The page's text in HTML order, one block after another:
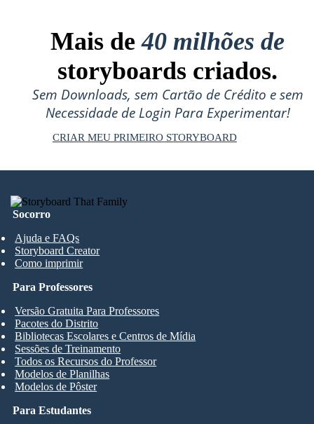
Mais de40 milhões de
storyboards criados.
Sem Downloads, sem Cartão de Crédito e sem
Necessidade de Login Para Experimentar!
CRIAR MEU PRIMEIRO STORYBOARD
Socorro
Ajuda e FAQs
Storyboard Creator
Como imprimir
Para Estudantes
Para Professores
Versão Gratuita Para Professores
Pacotes do Distrito
Bibliotecas Escolares e Centros de Mídia
Sessões de Treinamento
Todos os Recursos do Professor
Modelos de Planilhas
Modelos de Pôster